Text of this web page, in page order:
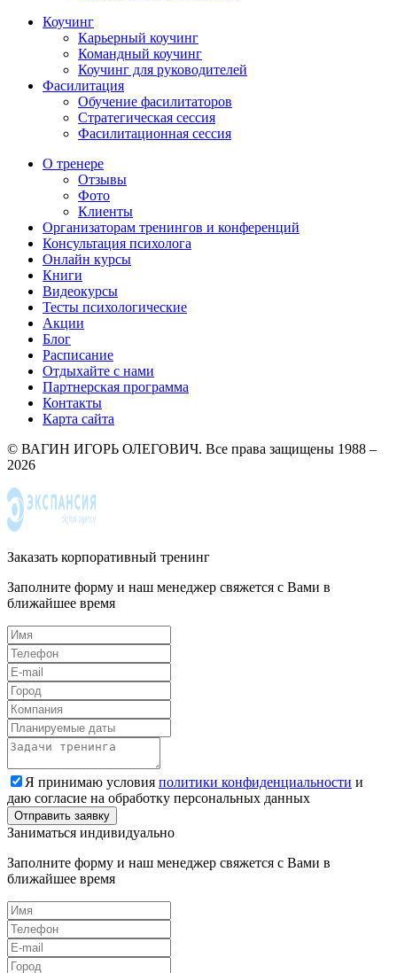
Коучинг
Карьерный коучинг
Командный коучинг
Коучинг для руководителей
Фасилитация
Обучение фасилитаторов
Стратегическая сессия
Фасилитационная сессия
О тренере
Отзывы
Фото
Клиенты
Организаторам тренингов и конференций
Консультация психолога
Онлайн курсы
Книги
Видеокурсы
Тесты психологические
Акции
Блог
Расписание
Отдыхайте с нами
Партнерская программа
Контакты
Карта сайта
© ВАГИН ИГОРЬ ОЛЕГОВИЧ. Все права защищены 1988 –
2026
Заказать корпоративный тренинг
Заполните форму и наш менеджер свяжется с Вами в
ближайшее время
Я принимаю условия политики конфиденциальности и
даю согласие на обработку персональных данных
Заниматься индивидуально
Заполните форму и наш менеджер свяжется с Вами в
ближайшее время